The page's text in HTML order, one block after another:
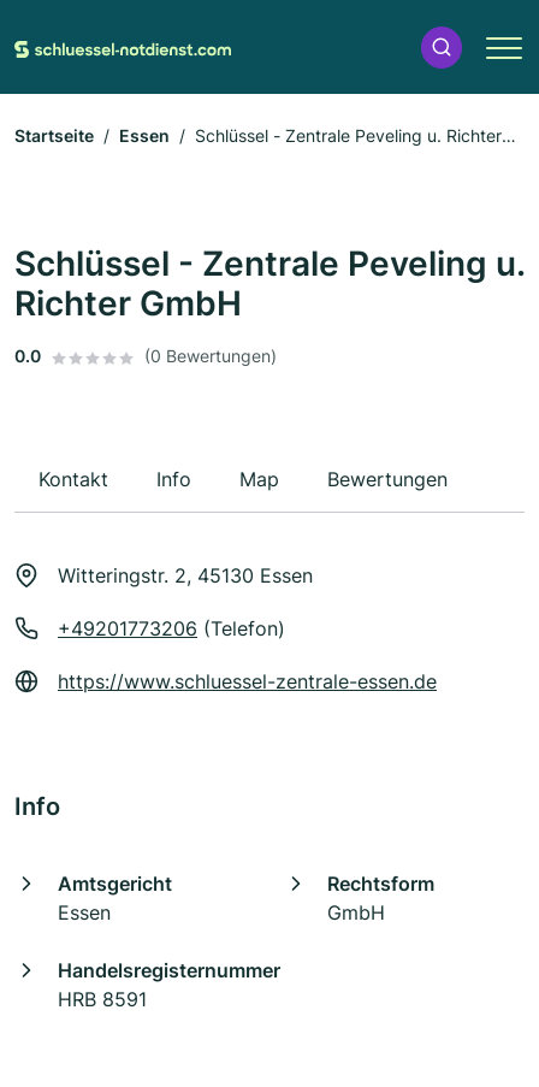
Startseite Essen
Schlüssel - Zentrale Peveling u. Richter
Schlüssel - Zentrale Peveling u.
Richter GmbH
0.0 (0 Bewertungen)
Kontakt Info Map Bewertungen
Witteringstr. 2, 45130 Essen
+49201773206 (Telefon)
https://www.schluessel-zentrale-essen.de
Info
Amtsgericht
Essen
Rechtsform
GmbH
Handelsregisternummer
HRB 8591